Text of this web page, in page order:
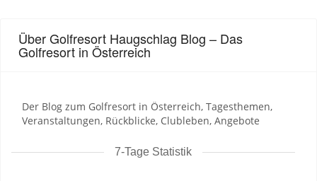
Über Golfresort Haugschlag Blog – Das
Golfresort in Österreich
Der Blog zum Golfresort in Österreich, Tagesthemen,
Veranstaltungen, Rückblicke, Clubleben, Angebote
7-Tage Statistik